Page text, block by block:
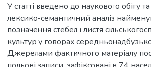
У статті введено до наукового обігу
лексико-семантичний аналіз
позначення стебел і листя
культур у говорах
Джерелами фактичного матеріалу